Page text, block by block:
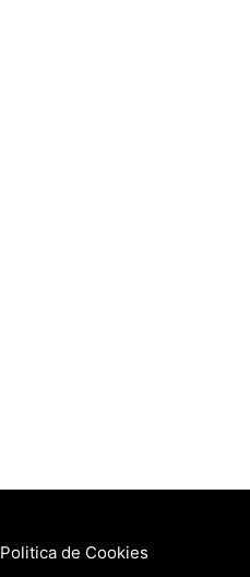
Politica de Cookies